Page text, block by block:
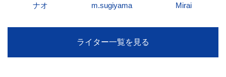
ナオ m.sugiyama Mirai
ライター一覧を見る